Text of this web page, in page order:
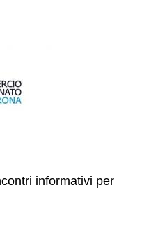
informativi per